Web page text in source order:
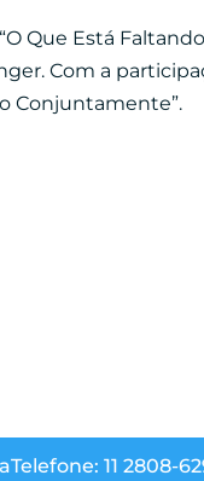
Que Está
Com a
Conjuntamente”.
Telefone: 11 2808-